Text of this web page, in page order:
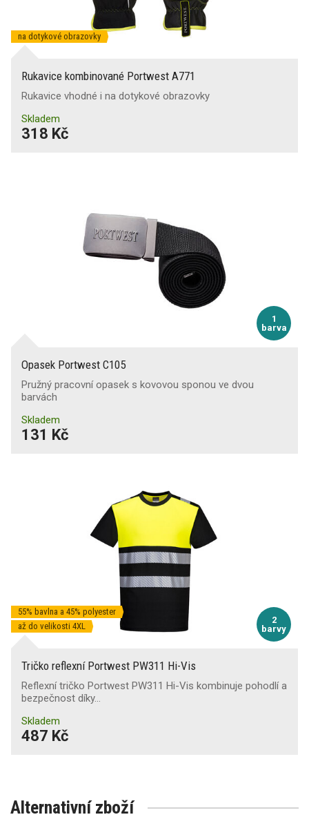
na dotykové obrazovky
Rukavice kombinované Portwest A771
Rukavice vhodné i na dotykové obrazovky
Skladem
318 Kč
1
barva
Opasek Portwest C105
Pružný pracovní opasek s kovovou sponou ve dvou
barvách
Skladem
131 Kč
2
barvy
55% bavlna a 45% polyester
až do velikosti 4XL
Tričko reflexní Portwest PW311 Hi-Vis
Reflexní tričko Portwest PW311 Hi-Vis kombinuje pohodlí a
bezpečnost díky…
Skladem
487 Kč
Alternativní zboží